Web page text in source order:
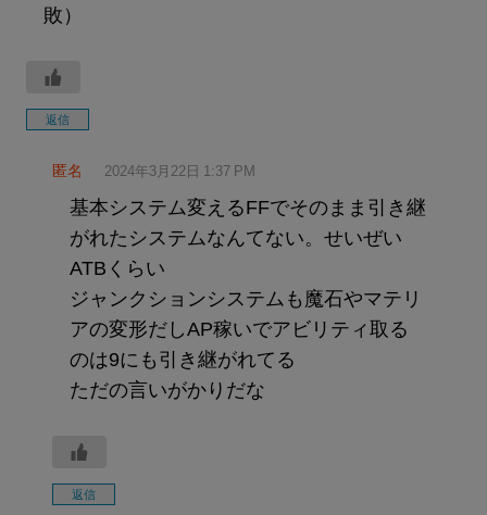
敗）
返信
匿名 2024年3月22日 1:37 PM
基本システム変えるFFでそのまま引き継
がれたシステムなんてない。せいぜい
ATBくらい
ジャンクションシステムも魔石やマテリ
アの変形だしAP稼いでアビリティ取る
のは9にも引き継がれてる
ただの言いがかりだな
返信